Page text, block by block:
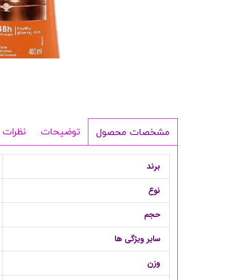
مشخصات محصول توضیحات نظرات
برند
نوع
حجم
سایر ویژگی ها
وزن